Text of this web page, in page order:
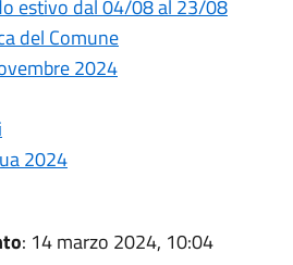
estivo dal 04/08 al 23/08
del Comune
2024
2024
: 14 marzo 2024, 10:04